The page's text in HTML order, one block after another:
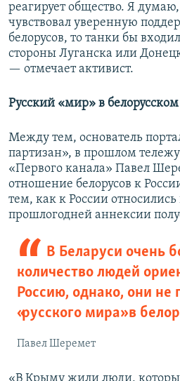
реагирует общество. Я
чувствовал уверенную
белорусов, то танки бы
стороны Луганска или
— отмечает активист.
Русский «мир» в
Между тем, основатель
партизан», в прошлом
«Первого канала» Павел
отношение белорусов к
тем, как к России
прошлогодней аннексии
В Беларуси очень
количество людей
Россию, однако, они не
«русского мира» в
Павел Шеремет